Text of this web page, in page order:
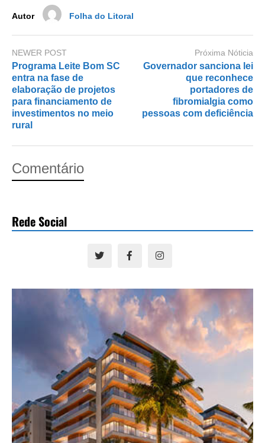
Autor Folha do Litoral
NEWER POST
Programa Leite Bom SC
entra na fase de
elaboração de projetos
para financiamento de
investimentos no meio
rural
Próxima Nóticia
Governador sanciona lei
que reconhece
portadores de
fibromialgia como
pessoas com deficiência
Comentário
Rede Social